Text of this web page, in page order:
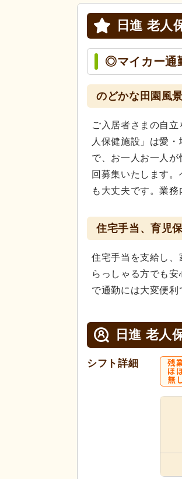
日進 老人
◎マイカー通
のどかな田園風
ご入居者さまの自
人保健施設」は愛
で、お一人お一人
回募集いたします
も大丈夫です。業
住宅手当、育児
住宅手当を支給し
らっしゃる方でも
で通勤には大変便利
日進 老人
シフト詳細